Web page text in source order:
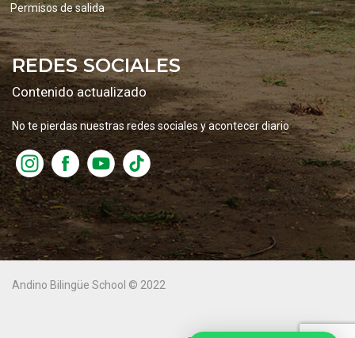
Permisos de salida
REDES SOCIALES
Contenido actualizado
No te pierdas nuestras redes sociales y acontecer diario
Andino Bilingüe School © 2022